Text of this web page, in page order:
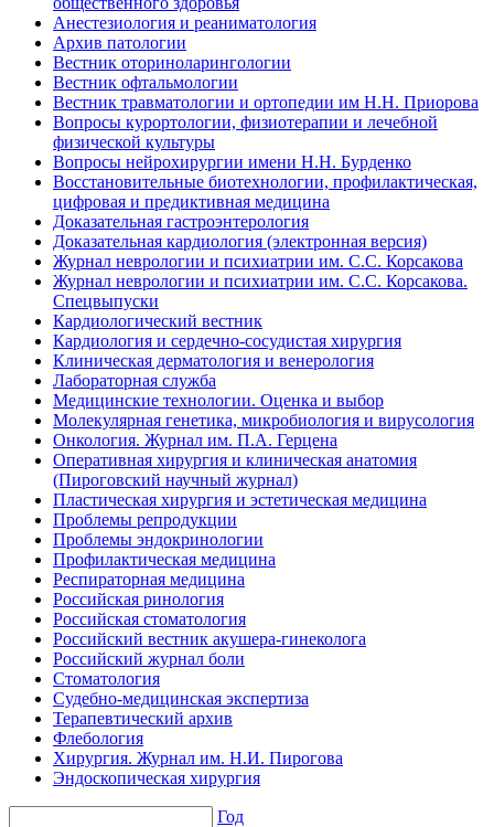
Анестезиология и реаниматология
Архив патологии
Вестник оториноларингологии
Вестник офтальмологии
Вестник травматологии и ортопедии им Н.Н. Приорова
Вопросы курортологии, физиотерапии и лечебной
физической культуры
Вопросы нейрохирургии имени Н.Н. Бурденко
Восстановительные биотехнологии, профилактическая,
цифровая и предиктивная медицина
Доказательная гастроэнтерология
Доказательная кардиология (электронная версия)
Журнал неврологии и психиатрии им. С.С. Корсакова
Журнал неврологии и психиатрии им. С.С. Корсакова.
Спецвыпуски
Кардиологический вестник
Кардиология и сердечно-сосудистая хирургия
Клиническая дерматология и венерология
Лабораторная служба
Медицинские технологии. Оценка и выбор
Молекулярная генетика, микробиология и вирусология
Онкология. Журнал им. П.А. Герцена
Оперативная хирургия и клиническая анатомия
(Пироговский научный журнал)
Пластическая хирургия и эстетическая медицина
Проблемы репродукции
Проблемы эндокринологии
Профилактическая медицина
Респираторная медицина
Российская ринология
Российская стоматология
Российский вестник акушера-гинеколога
Российский журнал боли
Стоматология
Судебно-медицинская экспертиза
Терапевтический архив
Флебология
Хирургия. Журнал им. Н.И. Пирогова
Эндоскопическая хирургия
Год